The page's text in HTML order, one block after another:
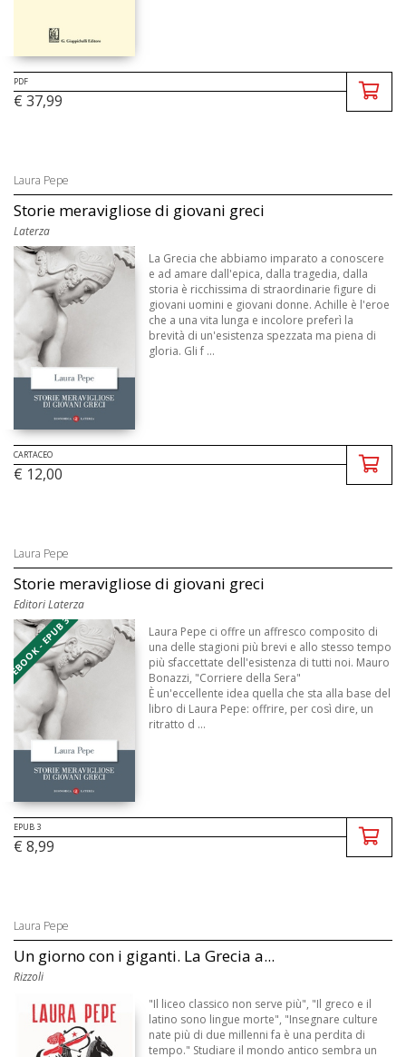
PDF
€ 37,99
Laura Pepe
Storie meravigliose di giovani greci
Laterza
La Grecia che abbiamo imparato a conoscere
e ad amare dall'epica, dalla tragedia, dalla
storia è ricchissima di straordinarie figure di
giovani uomini e giovani donne. Achille è l'eroe
che a una vita lunga e incolore preferì la
brevità di un'esistenza spezzata ma piena di
gloria. Gli f ...
CARTACEO
€ 12,00
Laura Pepe
Storie meravigliose di giovani greci
Editori Laterza
EBOOK - EPUB 3
Laura Pepe ci offre un affresco composito di
una delle stagioni più brevi e allo stesso tempo
più sfaccettate dell'esistenza di tutti noi. Mauro
Bonazzi, "Corriere della Sera"
È un'eccellente idea quella che sta alla base del
libro di Laura Pepe: offrire, per così dire, un
ritratto d ...
EPUB 3
€ 8,99
Laura Pepe
Un giorno con i giganti. La Grecia a...
Rizzoli
"Il liceo classico non serve più", "Il greco e il
latino sono lingue morte", "Insegnare culture
nate più di due millenni fa è una perdita di
tempo." Studiare il mondo antico sembra un